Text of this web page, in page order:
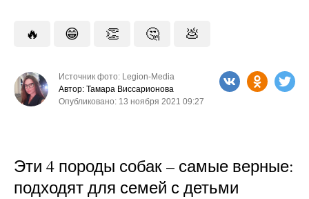
🔥 😁 👏 🤔 💩
Источник фото: Legion-Media
Автор: Тамара Виссарионова
Опубликовано: 13 ноября 2021 09:27
Эти 4 породы собак – самые верные:
подходят для семей с детьми